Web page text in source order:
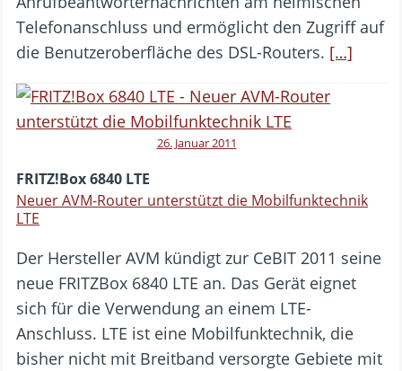
Telefonanschluss und ermöglicht den Zugriff auf
die Benutzeroberfläche des DSL-Routers. […]
26. Januar 2011
FRITZ!Box 6840 LTE
Neuer AVM-Router unterstützt die Mobilfunktechnik
LTE
Der Hersteller AVM kündigt zur CeBIT 2011 seine
neue FRITZBox 6840 LTE an. Das Gerät eignet
sich für die Verwendung an einem LTE-
Anschluss. LTE ist eine Mobilfunktechnik, die
bisher nicht mit Breitband versorgte Gebiete mit